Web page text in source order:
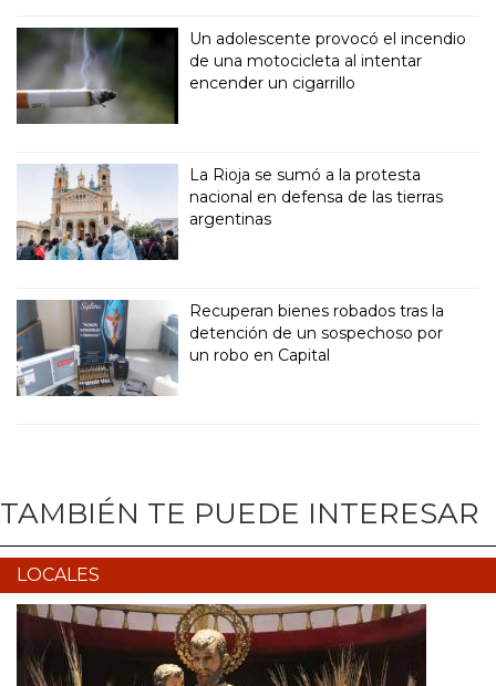
Un adolescente provocó el incendio
de una motocicleta al intentar
encender un cigarrillo
La Rioja se sumó a la protesta
nacional en defensa de las tierras
argentinas
Recuperan bienes robados tras la
detención de un sospechoso por
un robo en Capital
TAMBIÉN TE PUEDE INTERESAR
LOCALES